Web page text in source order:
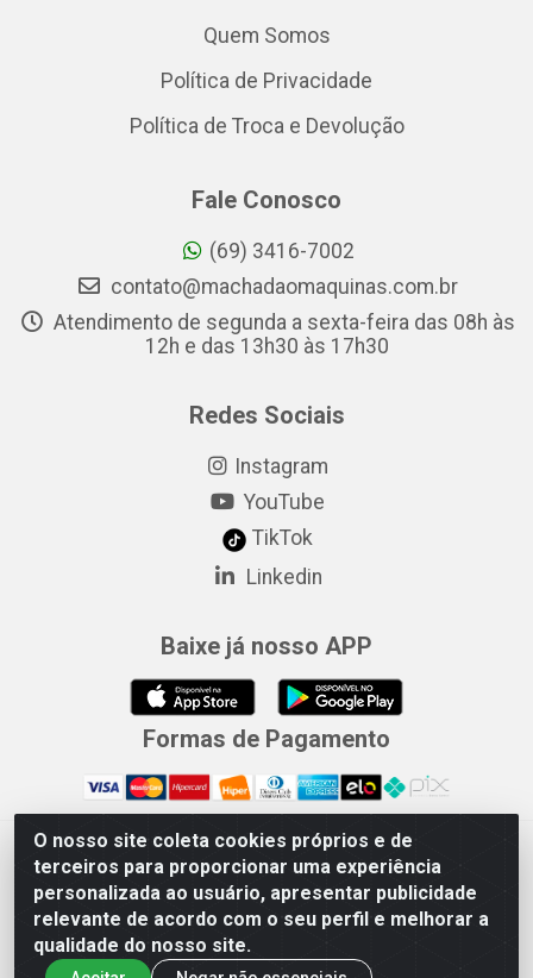
O nosso site coleta cookies próprios e de
terceiros para proporcionar uma experiência
personalizada ao usuário, apresentar publicidade
relevante de acordo com o seu perfil e melhorar a
qualidade do nosso site.
Quem Somos
Política de Privacidade
Política de Troca e Devolução
Fale Conosco
(69) 3416-7002
contato@machadaomaquinas.com.br
Atendimento de segunda a sexta-feira das 08h às
12h e das 13h30 às 17h30
Redes Sociais
Instagram
YouTube
TikTok
Linkedin
Baixe já nosso APP
Formas de Pagamento
Merconorte Distribuidora de Ferragens Ltda - Avenida Marechal
Rondon, 1571 - Centro, Ji-Paraná/RO - CEP 76.900-121 - CNPJ
10.779.165/000167